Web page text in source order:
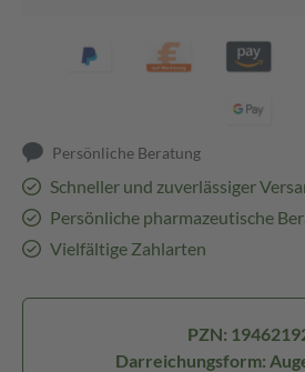
Persönliche Beratung
Schneller und zuverlässiger
Persönliche pharmazeutische
Vielfältige Zahlarten
PZN:
Darreichungsform: